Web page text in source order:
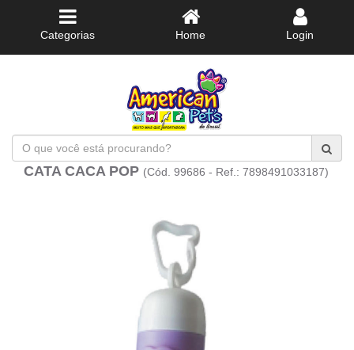
Categorias Home Login
que
você
CATA CACA POP (Cód. 99686 - Ref.: 7898491033187)